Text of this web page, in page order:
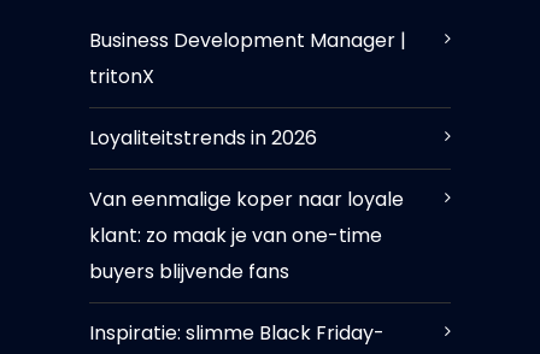
Business Development Manager |
tritonX
Loyaliteitstrends in 2026
Van eenmalige koper naar loyale
klant: zo maak je van one-time
buyers blijvende fans
Inspiratie: slimme Black Friday-